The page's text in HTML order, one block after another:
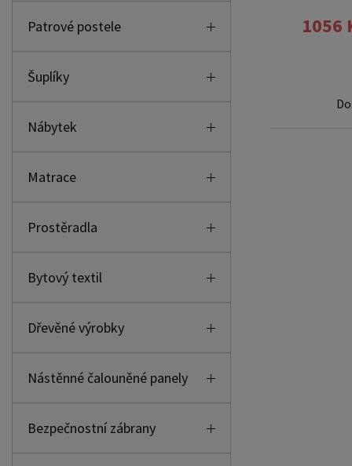
Patrové postele
Šuplíky
Nábytek
Matrace
Prostěradla
Bytový textil
Dřevěné výrobky
Nástěnné čalouněné panely
Bezpečnostní zábrany
1056